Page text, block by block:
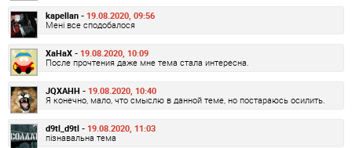
kapellan - 19.08.2020, 09:56
Мені все сподобалося
XaHaX - 19.08.2020, 10:09
После прочтения даже мне тема стала интересна.
JQXAHH - 19.08.2020, 10:40
Я конечно, мало, что смыслю в данной теме, но постараюсь осилить.
d9tl_d9tl - 19.08.2020, 11:03
пізнавальна тема